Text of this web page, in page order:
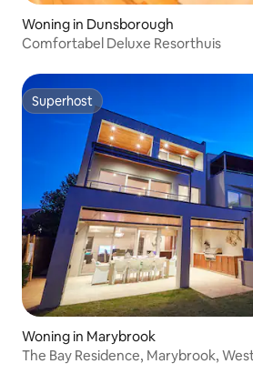
Woning in Dunsborough
Comfortabel Deluxe Resorthuis
Superhost
Superhost
Woning in Marybrook
The Bay Residence, Marybrook,